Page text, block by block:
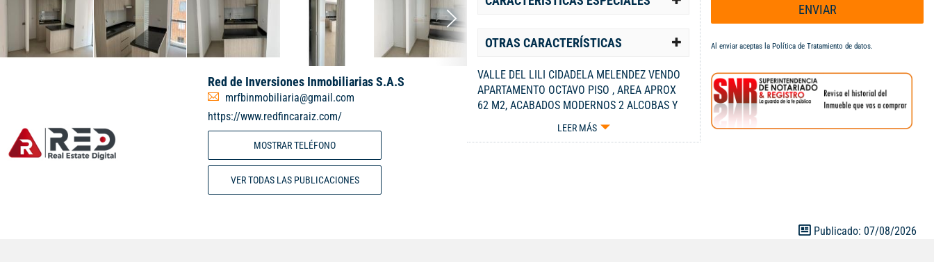
Red de Inversiones Inmobiliarias S.A.S
mrfbinmobiliaria@gmail.com
https://www.redfincaraiz.com/
MOSTRAR TELÉFONO
VER TODAS LAS PUBLICACIONES
OTRAS CARACTERÍSTICAS
VALLE DEL LILI CIDADELA MELENDEZ VENDO
APARTAMENTO OCTAVO PISO , AREA APROX
62 M2, ACABADOS MODERNOS 2 ALCOBAS Y
ESTUDIO SALA COMEDOR BALCON, COCINA
INTEGRAL ABIERTA ZONA DE OFICIOS, DOS
LEER MÁS
ENVIAR
Al enviar aceptas la Política de Tratamiento de datos.
Publicado: 07/08/2026